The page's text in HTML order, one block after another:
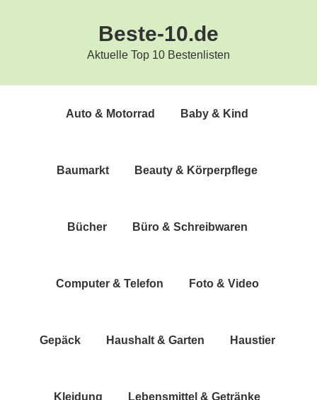
Beste-10.de
Aktuelle Top 10 Bestenlisten
Auto & Motorrad Baby & Kind
Bau­markt Beau­ty & Körperpflege
Bücher Büro & Schreibwaren
Com­pu­ter & Telefon Foto & Video
Gepäck Haus­halt & Garten Haus­tier
Klei­dung Lebens­mit­tel & Getränke